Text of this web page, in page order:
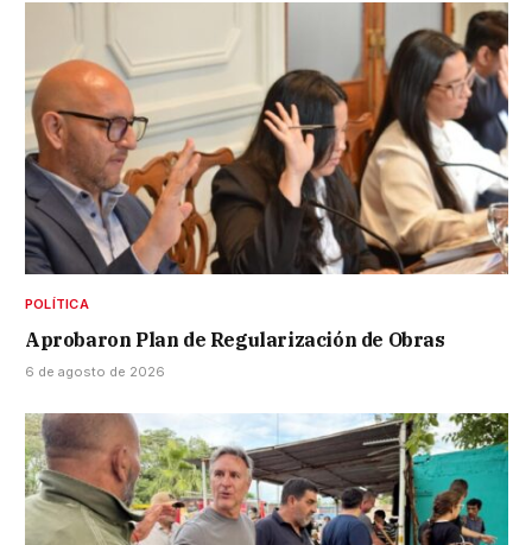
POLÍTICA
Aprobaron Plan de Regularización de Obras
6 de agosto de 2026